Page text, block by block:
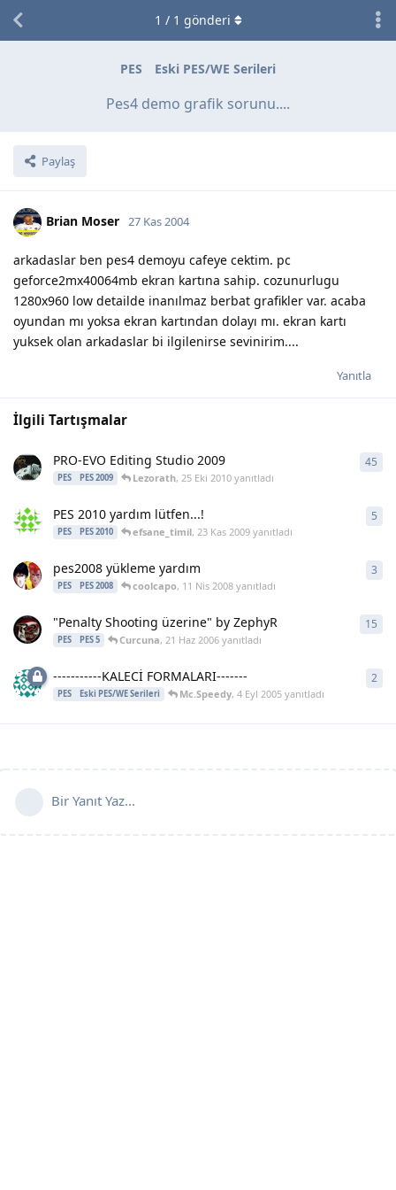
PES Eski PES/WE Serileri
Pes4 demo grafik sorunu....
Paylaş
1 / 1 gönderi
Brian Moser 27 Kas 2004
arkadaslar ben pes4 demoyu cafeye cektim. pc
geforce2mx40064mb ekran kartına sahip. cozunurlugu
1280x960 low detailde inanılmaz berbat grafikler var. acaba
oyundan mı yoksa ekran kartından dolayı mı. ekran kartı
yuksek olan arkadaslar bi ilgilenirse sevinirim....
Yanıtla
İlgili Tartışmalar
PRO-EVO Editing Studio 2009
PES PES 2009 Lezorath, 25 Eki 2010yanıtladı
45
PES 2010 yardım lütfen...!
PES PES 2010 efsane_timil, 23 Kas 2009yanıtladı
5
pes2008 yükleme yardım
PES PES 2008 coolcapo, 11 Nis 2008yanıtladı
3
"Penalty Shooting üzerine" by ZephyR
PES PES 5 Curcuna, 21 Haz 2006yanıtladı
15
-----------KALECİ FORMALARI-------
PES Eski PES/WE Serileri Mc.Speedy, 4 Eyl 2005yanıtladı
2
Bir Yanıt Yaz...